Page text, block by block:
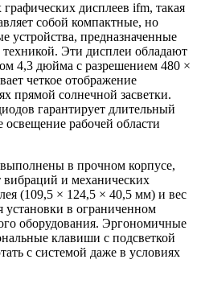
дисплеев ifm, такая
собой компактные, но
предназначенные
Эти дисплеи обладают
4,3 дюйма с разрешением 480 ×
четкое отображение
прямой солнечной засветки.
гарантирует длительный
рабочей области
в прочном корпусе,
и механических
(109,5 × 124,5 × 40,5 мм) и вес
в ограниченном
оборудования. Эргономичные
клавиши с подсветкой
с системой даже в условиях